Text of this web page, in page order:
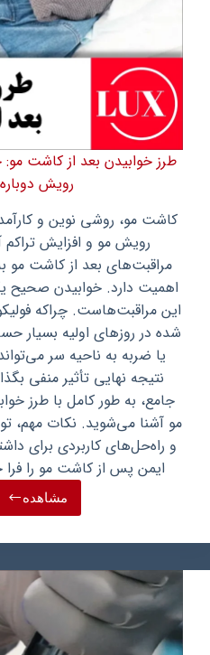
طرز خوابیدن بعد از کاشت مو:
رویش دوباره
کاشت مو، روشی نوین و
رویش مو و افزایش
مراقبت‌های بعد از کاشت مو
اهمیت دارد. خوابیدن صحیح
این مراقبت‌هاست. چراکه
شده در روزهای اولیه بسیار
یا ضربه به ناحیه سر
نتیجه نهایی تأثیر منفی
جامع، به طور کامل با طرز
مو آشنا می‌شوید. نکات
و راه‌حل‌های کاربردی برای
ایمن پس از کاشت مو را
مشاهده
طرز
بعد
کاشت
مو:
آسوده
برای